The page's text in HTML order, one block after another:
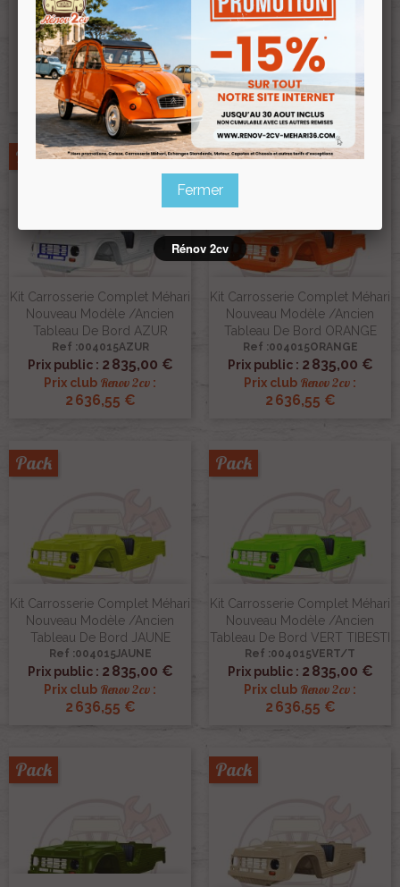
Nouveau Modèle 23 Pièces
BEIGE
Ref :004004BEIGE
Prix public :2 835,00 €
Prix club Renov 2cv:
2 636,55 €
Tableau De Bord BLANC
BRILLANT
Ref :004015
Prix public :2 650,00 €
Prix clubRenov 2cv :
2 464,50 €
Kit Carrosserie Complet Méhari
Nouveau Modèle /ancien
Tableau De Bord AZUR
Ref :004015AZUR
Prix public : 2 835,00 €
Prix club Renov 2cv :
2 636,55 €
Pack
Kit Carrosserie Complet Méhari
Nouveau Modèle /ancien
Tableau De Bord ORANGE
Ref :004015ORANGE
Prix public : 2 835,00 €
Prix club Renov 2cv :
2 636,55 €
Pack
Kit Carrosserie Complet Méhari
Nouveau Modèle /ancien
Tableau De Bord JAUNE
Ref :004015JAUNE
Prix public : 2 835,00 €
Prix club Renov 2cv :
2 636,55 €
Pack
Kit Carrosserie Complet Méhari
Nouveau Modèle /ancien
Tableau De Bord VERT TIBESTI
Ref :004015VERT/T
Prix public : 2 835,00 €
Prix club Renov 2cv :
2 636,55 €
Pack
Pack Pack
Fermer
Rénov 2cv